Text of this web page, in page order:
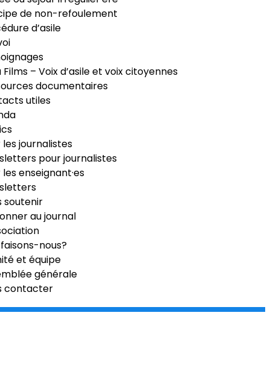
de non-refoulement
d’asile
Films – Voix d’asile et voix citoyennes
documentaires
utiles
les journalistes
pour journalistes
les enseignant·es
soutenir
au journal
nous?
et équipe
générale
contacter